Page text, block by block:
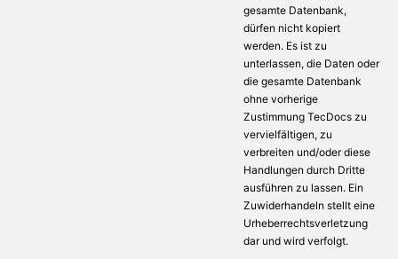
gesamte Datenbank,
dürfen nicht kopiert
werden. Es ist zu
unterlassen, die Daten oder
die gesamte Datenbank
ohne vorherige
Zustimmung TecDocs zu
vervielfältigen, zu
verbreiten und/oder diese
Handlungen durch Dritte
ausführen zu lassen. Ein
Zuwiderhandeln stellt eine
Urheberrechtsverletzung
dar und wird verfolgt.